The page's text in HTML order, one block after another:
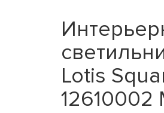
Lotis
12610002